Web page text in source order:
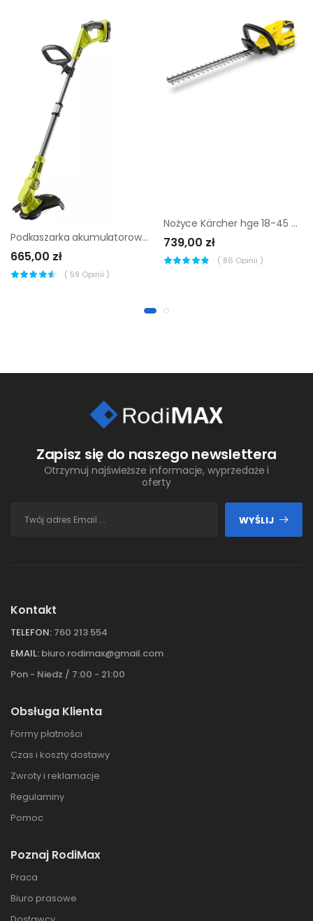
Podkaszarka akumulatorowa Ryobi RLT183222S |
665,00 zł
( 59 Opinii )
Nożyce Kärcher hge 18-45 battery +akumulator 2,5Ah |
739,00 zł
( 86 Opinii )
Zapisz się do naszego newslettera
Otrzymuj najświeższe informacje, wyprzedaże i
oferty
WYŚLIJ
Kontakt
TELEFON: 760 213 554
EMAIL: biuro.rodimax@gmail.com
Pon - Niedz / 7:00 - 21:00
Obsługa Klienta
Formy płatności
Czas i koszty dostawy
Zwroty i reklamacje
Regulaminy
Pomoc
Poznaj RodiMax
Praca
Biuro prasowe